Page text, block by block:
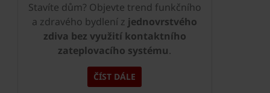
Stavíte dům? Objevte trend funkčního
a zdravého bydlení z jednovrstvého
zdiva bez využití kontaktního
zateplovacího systému.
ČÍST DÁLE